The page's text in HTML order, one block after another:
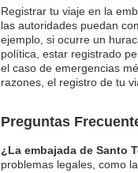
Registrar tu viaje en la
las autoridades puedan
ejemplo, si ocurre un
política, estar registrado
el caso de emergencias
razones, el registro de tu
Preguntas
¿La embajada de Santo
problemas legales, como